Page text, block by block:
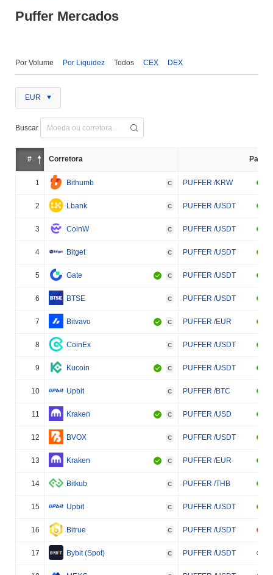
Puffer Mercados
Por Volume Por Liquidez Todos CEX DEX
EUR
Buscar
# Corretora Par
1 Bithumb C PUFFER /KRW
2 Lbank C PUFFER /USDT
3 CoinW C PUFFER /USDT
4 Bitget C PUFFER /USDT
5 Gate C PUFFER /USDT
6 BTSE C PUFFER /USDT
7 Bitvavo C PUFFER /EUR
8 CoinEx C PUFFER /USDT
9 Kucoin C PUFFER /USDT
10 Upbit C PUFFER /BTC
11 Kraken C PUFFER /USD
12 BVOX C PUFFER /USDT
13 Kraken C PUFFER /EUR
14 Bitkub C PUFFER /THB
15 Upbit C PUFFER /USDT
16 Bitrue C PUFFER /USDT
17 Bybit (Spot) C PUFFER /USDT